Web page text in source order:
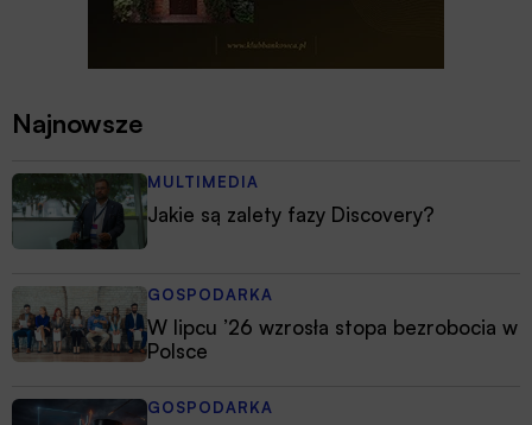
Najnowsze
MULTIMEDIA
Jakie są zalety fazy Discovery?
GOSPODARKA
W lipcu ’26 wzrosła stopa bezrobocia w
Polsce
GOSPODARKA